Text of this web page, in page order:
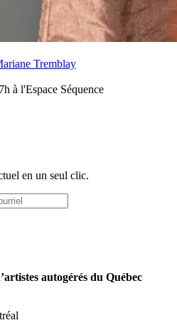
Tremblay
à l'Espace Séquence
en un seul clic.
autogérés du Québec